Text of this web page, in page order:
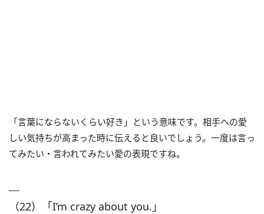
「言葉にならないくらい好き」という意味です。相手への愛
しい気持ちが高まった時に伝えると良いでしょう。一度は言っ
てみたい・言われてみたい愛の表現ですね。
（22）「I’m crazy about you.」